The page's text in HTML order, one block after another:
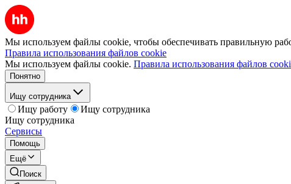
Мы используем файлы cookie, чтобы обеспечивать правильную
Правила использования файлов cookie
Мы используем файлы cookie. Правила использования файлов
Понятно
Ищу сотрудника
Ищу работу
Ищу сотрудника
Ищу сотрудника
Сервисы
Помощь
Ещё
Поиск